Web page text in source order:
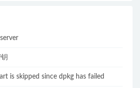
is skipped since dpkg has failed